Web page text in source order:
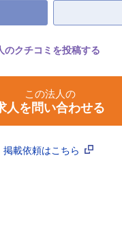
のクチコミを投稿する
この法人の
人を問い合わせる
載依頼はこちら